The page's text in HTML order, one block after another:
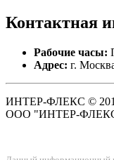
Контактная
Рабочие часы:
Адрес: г.
ИНТЕР-ФЛЕКС ©
ООО "ИНТЕР-